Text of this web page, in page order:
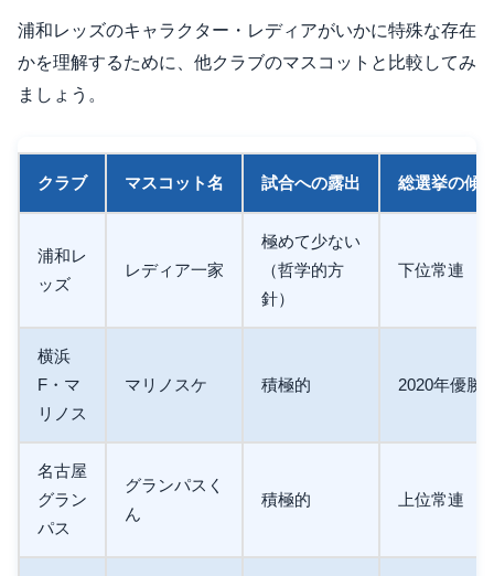
浦和レッズのキャラクター・レディアがいかに特殊な存在
かを理解するために、他クラブのマスコットと比較してみ
ましょう。
クラブ マスコット名 試合への露出 総選挙の傾
浦和レ
ッズ
レディア一家
極めて少ない
（哲学的方
針）
下位常連
横浜
F・マ
リノス
マリノスケ 積極的 2020年優勝
名古屋
グラン
パス
グランパスく
ん
積極的 上位常連